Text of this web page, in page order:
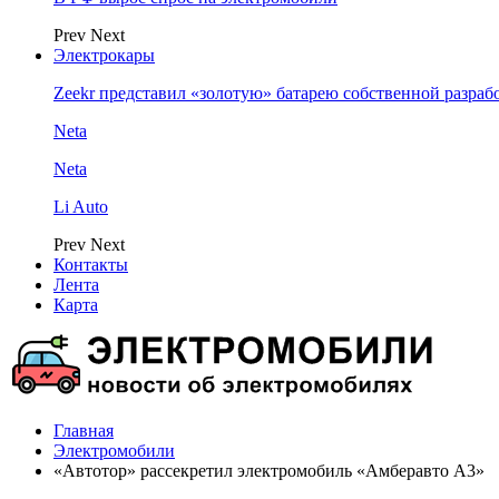
Prev Next
Электрокары
Zeekr представил «золотую» батарею собственной
Neta
Neta
Li Auto
Prev Next
Контакты
Лента
Карта
Главная
Электромобили
«Автотор» рассекретил электромобиль «Амберавто А3»